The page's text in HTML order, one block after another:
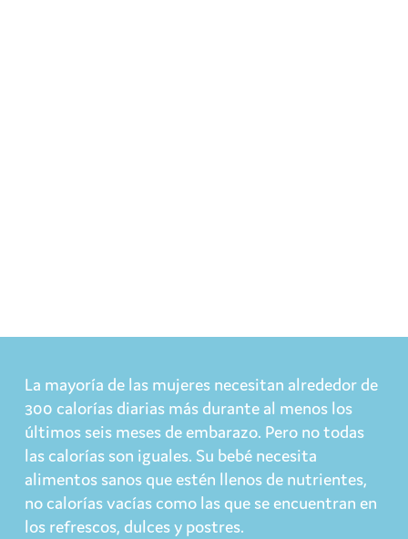
La mayoría de las mujeres necesitan alrededor de
300 calorías diarias más durante al menos los
últimos seis meses de embarazo. Pero no todas
las calorías son iguales. Su bebé necesita
alimentos sanos que estén llenos de nutrientes,
no calorías vacías como las que se encuentran en
los refrescos, dulces y postres.